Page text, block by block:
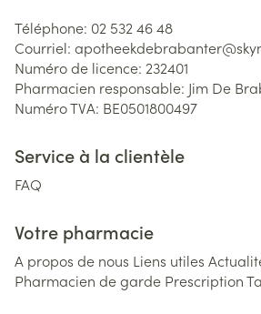
Téléphone: 02 532 46 48
Courriel: apotheekdebrabanter@
Numéro de licence: 232401
Pharmacien responsable: Jim De
Numéro TVA: BE0501800497
Service à la clientèle
FAQ
Votre pharmacie
A propos de nous Liens utiles
Pharmacien de garde Prescription